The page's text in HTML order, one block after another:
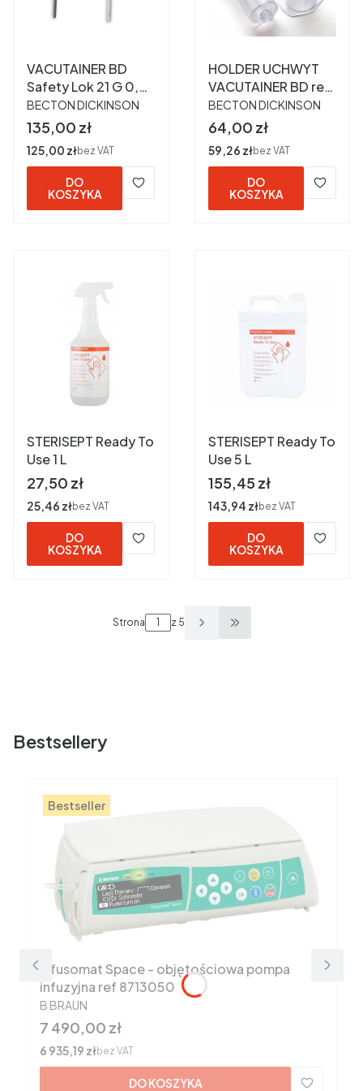
VACUTAINER BD
Safety Lok 21 G 0,8
x 19 mm wężyk
178mm ref 367282 a
50 szt
PRODUCENT
BECTON DICKINSON
Cena
135,00 zł
Cena
125,00 złbez VAT
DO
KOSZYKA
HOLDER UCHWYT
VACUTAINER BD ref
364815 a 250 szt
PRODUCENT
BECTON DICKINSON
Cena
64,00 zł
Cena
59,26 złbez VAT
DO
KOSZYKA
STERISEPT Ready To
Use 1 L
Cena
27,50 zł
Cena
25,46 złbez VAT
DO
KOSZYKA
STERISEPT Ready To
Use 5 L
Cena
155,45 zł
Cena
143,94 złbez VAT
DO
KOSZYKA
Strona z 5 Przejdź do ostatniej
Bestsellery
Bestseller
Infusomat Space - objętościowa pompa
infuzyjna ref 8713050
PRODUCENT
B BRAUN
Cena
7 490,00 zł
Cena
6 935,19 złbez VAT
DO KOSZYKA